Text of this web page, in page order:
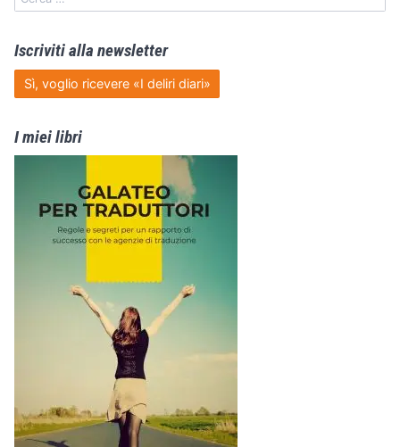
Iscriviti alla newsletter
Sì, voglio ricevere «I deliri diari»
I miei libri